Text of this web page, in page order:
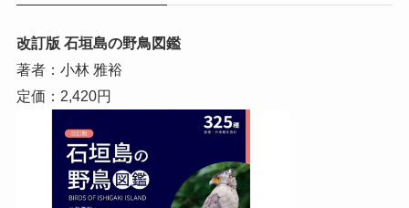
改訂版 石垣島の野鳥図鑑
著者：小林 雅裕
定価：2,420円